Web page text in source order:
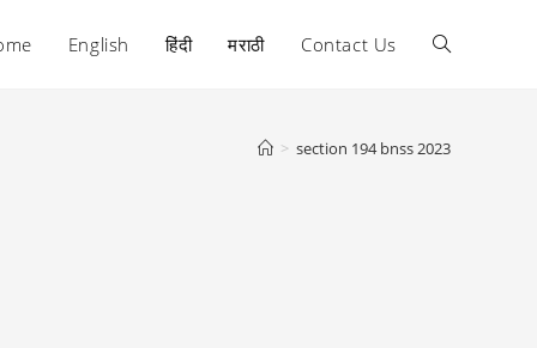
English हिंदी मराठी Contact Us Toggle
> section 194 bnss 2023